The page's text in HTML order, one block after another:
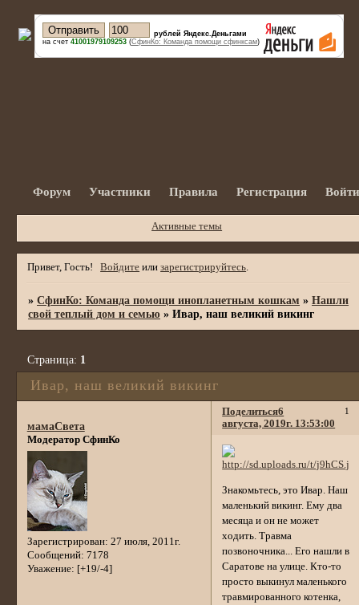
рублей Яндекс.Деньгами
на счет 41001979109253 (СфинКо: Команда помощи сфинксам)
Форум Участники Правила Регистрация
Активные темы
Привет, Гость! Войдите илизарегистрируйтесь.
»СфинКо: Команда помощи инопланетным кошкам »Нашли
свой теплый дом и семью »Ивар, наш великий викинг
Ивар, наш великий викинг
Страница: 1
Поделиться 1
6
августа, 2019г. 13:53:00
мамаСвета
Модератор СфинКо
Зарегистрирован: 27 июля, 2011г.
Сообщений: 7178
Уважение: [+19/-4]
Знакомьтесь, это Ивар. Наш
маленький викинг. Ему два
месяца и он не может
ходить. Травма
позвоночника... Его нашли в
Саратове на улице. Кто-то
просто выкинул маленького
травмированного котенка,